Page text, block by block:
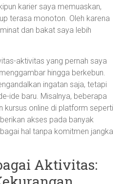
karier saya memuaskan,
terasa monoton. Oleh karena
dan bakat saya lebih
aktivitas yang pernah saya
hingga berkebun.
ingatan saja, tetapi
ide baru. Misalnya, beberapa
kursus online di platform seperti
akses pada banyak
hal tanpa komitmen jangka
Aktivitas: